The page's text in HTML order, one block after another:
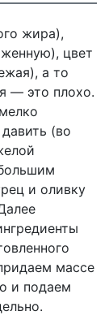
жира),
цвет
а то
— это плохо.
(во
и оливку
массе
и подаем